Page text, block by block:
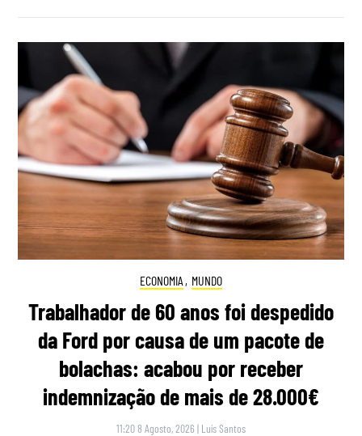
ECONOMIA , MUNDO
Trabalhador de 60 anos foi despedido
da Ford por causa de um pacote de
bolachas: acabou por receber
indemnização de mais de 28.000€
11:20 8 Agosto, 2026 | Luís Santos